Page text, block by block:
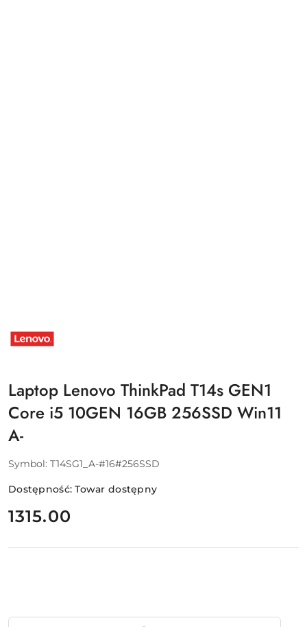
PRODUCENTA:
LENOVO
Laptop Lenovo ThinkPad T14s GEN1
Core i5 10GEN 16GB 256SSD Win11
A-
Symbol: T14SG1_A-#16#256SSD
Dostępność:Towar dostępny
cena:
1315.00